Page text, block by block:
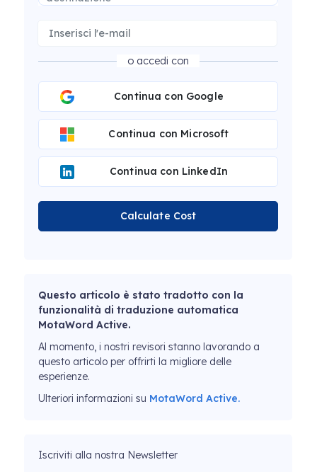
o accedi con
Continua con Google
Continua con Microsoft
Continua con LinkedIn
Calculate Cost
Questo articolo è stato tradotto con la
funzionalità di traduzione automatica
MotaWord Active.
Al momento, i nostri revisori stanno lavorando a
questo articolo per offrirti la migliore delle
esperienze.
Ulteriori informazioni su MotaWord Active.
Iscriviti alla nostra Newsletter